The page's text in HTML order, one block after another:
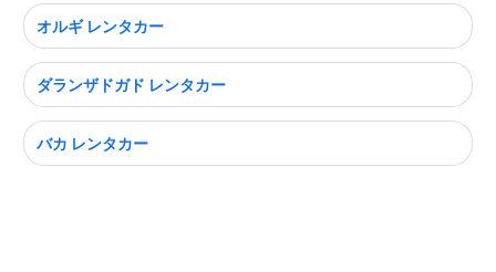
オルギ レンタカー
ダランザドガド レンタカー
バカ レンタカー